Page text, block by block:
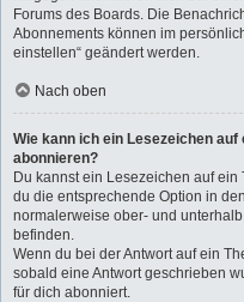
Forums des Boards. Die
Abonnements können im
einstellen“ geändert werden.
Nach oben
Wie kann ich ein Lesezeichen
abonnieren?
Du kannst ein Lesezeichen auf
du die entsprechende Option in
normalerweise ober- und
befinden.
Wenn du bei der Antwort auf ein
sobald eine Antwort geschrieben
für dich abonniert.